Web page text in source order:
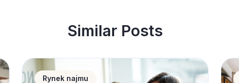
Similar Posts
pod wynajem krótkoterminowy
RentPlanet dołączą do inicjatywy UN Global Compact
Rynek najmu